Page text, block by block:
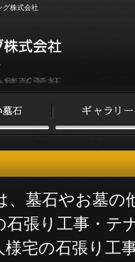
グ株式会社
、墓石やお墓の
石張り工事・テ
様宅の石張り工